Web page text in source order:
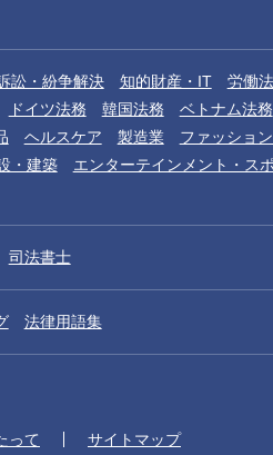
訟・紛争解決 知的財産・IT 労働法
ドイツ法務 韓国法務 ベトナム法務
ヘルスケア 製造業
ファッショ
・建築
エンターテインメント・ス
司法書士
法律用語集
って サイトマップ